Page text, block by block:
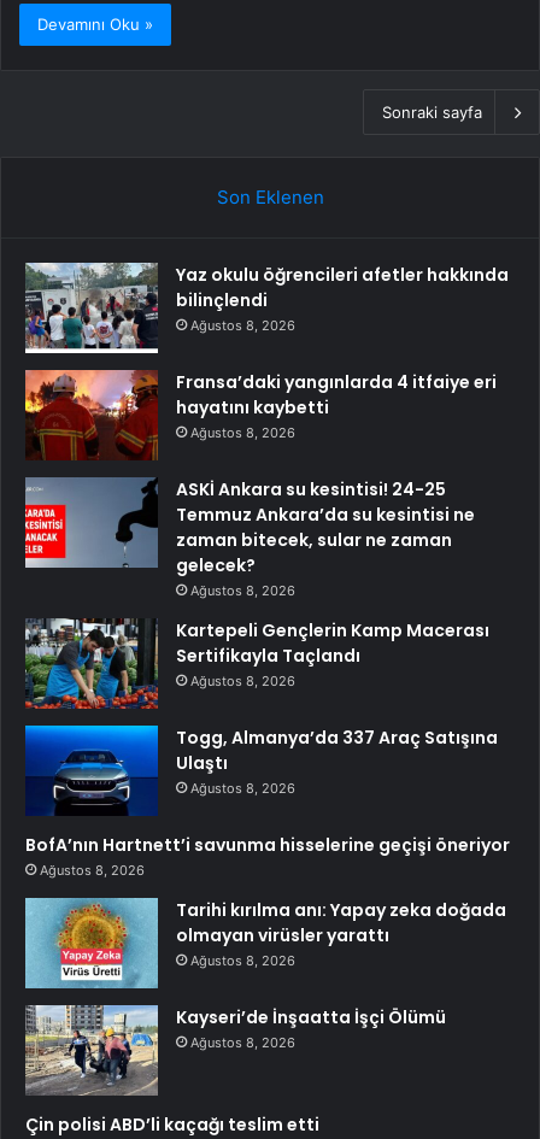
Devamını Oku »
Sonraki sayfa
Son Eklenen
Yaz okulu öğrencileri afetler hakkında
bilinçlendi
Ağustos 8, 2026
Fransa’daki yangınlarda 4 itfaiye eri
hayatını kaybetti
Ağustos 8, 2026
ASKİ Ankara su kesintisi! 24-25
Temmuz Ankara’da su kesintisi ne
zaman bitecek, sular ne zaman
gelecek?
Ağustos 8, 2026
Kartepeli Gençlerin Kamp Macerası
Sertifikayla Taçlandı
Ağustos 8, 2026
Togg, Almanya’da 337 Araç Satışına
Ulaştı
Ağustos 8, 2026
BofA’nın Hartnett’i savunma hisselerine geçişi öneriyor
Ağustos 8, 2026
Tarihi kırılma anı: Yapay zeka doğada
olmayan virüsler yarattı
Ağustos 8, 2026
Kayseri’de İnşaatta İşçi Ölümü
Ağustos 8, 2026
Çin polisi ABD’li kaçağı teslim etti